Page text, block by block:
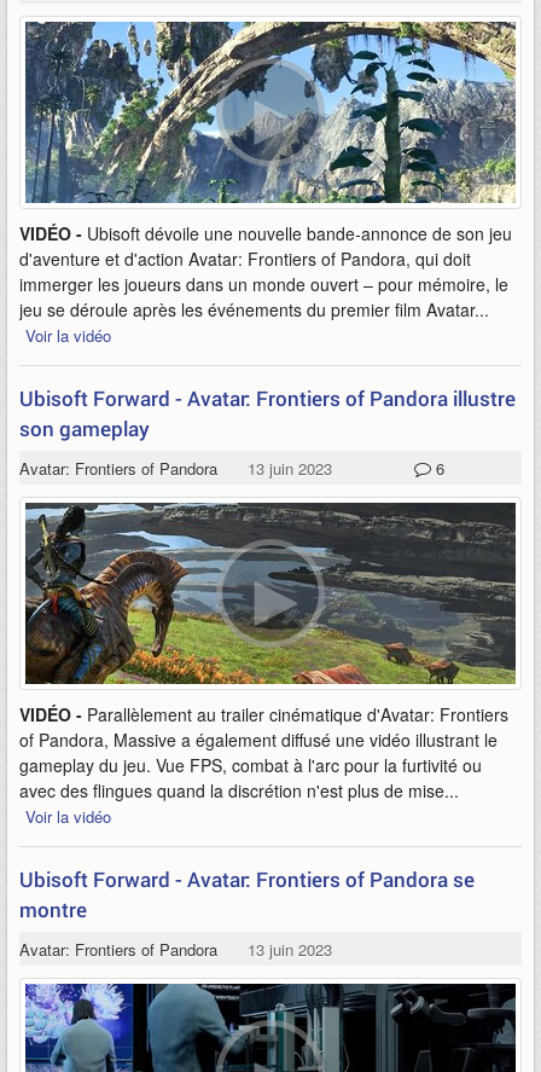
VIDÉO - Ubisoft dévoile une nouvelle bande-annonce de son jeu
d'aventure et d'action Avatar: Frontiers of Pandora, qui doit
immerger les joueurs dans un monde ouvert – pour mémoire, le
jeu se déroule après les événements du premier film Avatar...
Voir la vidéo
Ubisoft Forward - Avatar: Frontiers of Pandora illustre
son gameplay
Avatar: Frontiers of Pandora 13 juin 2023 6
VIDÉO - Parallèlement au trailer cinématique d'Avatar: Frontiers
of Pandora, Massive a également diffusé une vidéo illustrant le
gameplay du jeu. Vue FPS, combat à l'arc pour la furtivité ou
avec des flingues quand la discrétion n'est plus de mise...
Voir la vidéo
Ubisoft Forward - Avatar: Frontiers of Pandora se
montre
Avatar: Frontiers of Pandora 13 juin 2023